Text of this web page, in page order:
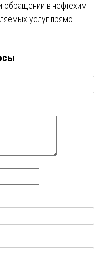
в нефтехим
услуг прямо